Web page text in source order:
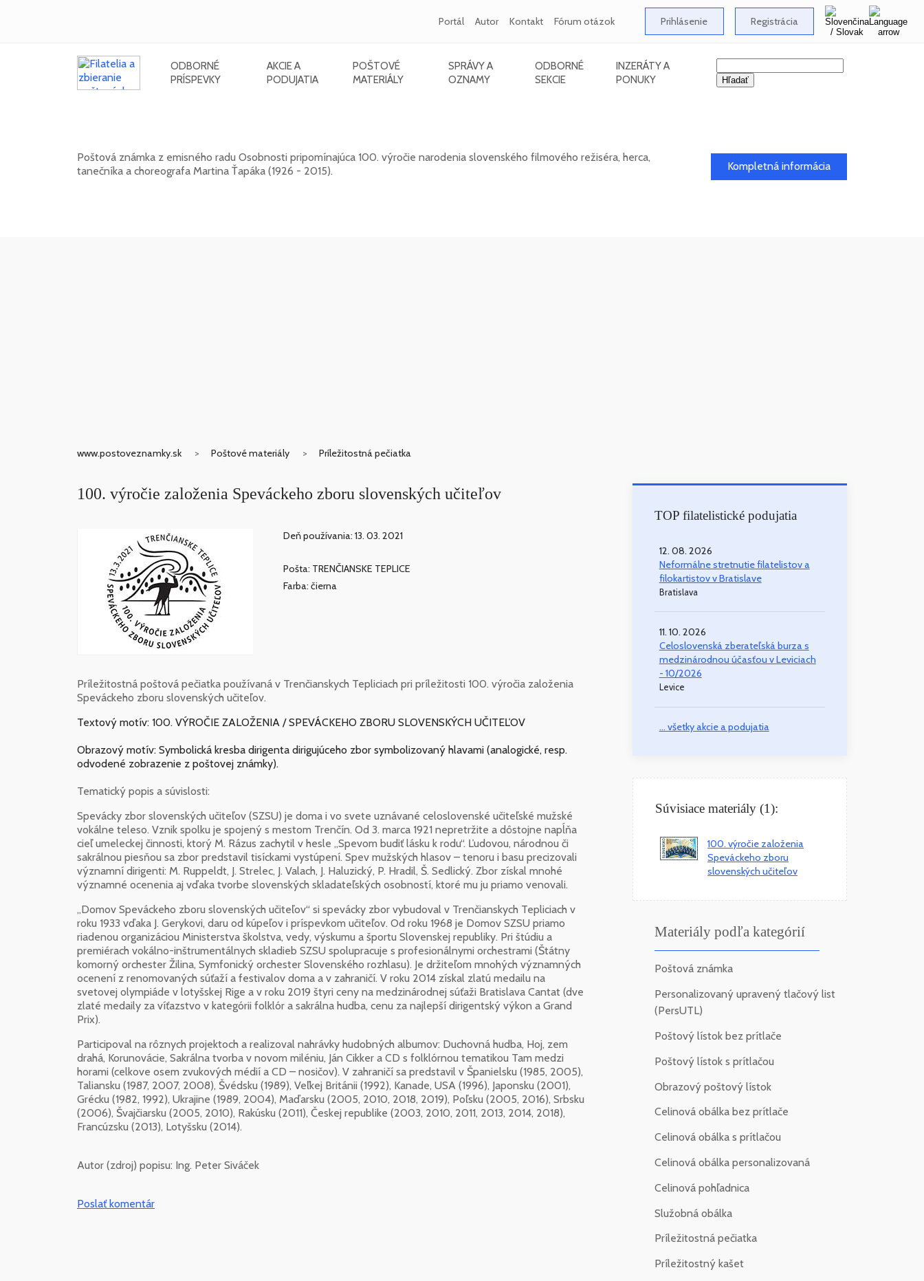
Portál Autor Kontakt Fórum otázok Prihlásenie Registrácia
ODBORNÉ
PRÍSPEVKY
AKCIE A
PODUJATIA
POŠTOVÉ
MATERIÁLY
SPRÁVY A
OZNAMY
ODBORNÉ
SEKCIE
INZERÁTY A
PONUKY
Poštová známka z emisného radu Osobnosti pripomínajúca 100. výročie narodenia slovenského filmového režiséra, herca,
tanečníka a choreografa Martina Ťapáka (1926 - 2015).
Kompletná informácia
www.postoveznamky.sk Poštové materiály Príležitostná pečiatka
100. výročie založenia Speváckeho zboru slovenských učiteľov
Deň používania: 13. 03. 2021
Pošta: TRENČIANSKE TEPLICE
Farba: čierna
Príležitostná poštová pečiatka používaná v Trenčianskych Tepliciach pri príležitosti 100. výročia založenia
Speváckeho zboru slovenských učiteľov.
Textový motív: 100. VÝROČIE ZALOŽENIA / SPEVÁCKEHO ZBORU SLOVENSKÝCH UČITEĽOV
Obrazový motív: Symbolická kresba dirigenta dirigujúceho zbor symbolizovaný hlavami (analogické, resp.
odvodené zobrazenie z poštovej známky).
Tematický popis a súvislosti:
Spevácky zbor slovenských učiteľov (SZSU) je doma i vo svete uznávané celoslovenské učiteľské mužské
vokálne teleso. Vznik spolku je spojený s mestom Trenčín. Od 3. marca 1921 nepretržite a dôstojne napĺňa
cieľ umeleckej činnosti, ktorý M. Rázus zachytil v hesle „Spevom budiť lásku k rodu“. Ľudovou, národnou či
sakrálnou piesňou sa zbor predstavil tisíckami vystúpení. Spev mužských hlasov – tenoru i basu precizovali
významní dirigenti: M. Ruppeldt, J. Strelec, J. Valach, J. Haluzický, P. Hradil, Š. Sedlický. Zbor získal mnohé
významné ocenenia aj vďaka tvorbe slovenských skladateľských osobností, ktoré mu ju priamo venovali.
„Domov Speváckeho zboru slovenských učiteľov“ si spevácky zbor vybudoval v Trenčianskych Tepliciach v
roku 1933 vďaka J. Gerykovi, daru od kúpeľov i príspevkom učiteľov. Od roku 1968 je Domov SZSU priamo
riadenou organizáciou Ministerstva školstva, vedy, výskumu a športu Slovenskej republiky. Pri štúdiu a
premiérach vokálno-inštrumentálnych skladieb SZSU spolupracuje s profesionálnymi orchestrami (Štátny
komorný orchester Žilina, Symfonický orchester Slovenského rozhlasu). Je držiteľom mnohých významných
ocenení z renomovaných súťaží a festivalov doma a v zahraničí. V roku 2014 získal zlatú medailu na
svetovej olympiáde v lotyšskej Rige a v roku 2019 štyri ceny na medzinárodnej súťaži Bratislava Cantat (dve
zlaté medaily za víťazstvo v kategórii folklór a sakrálna hudba, cenu za najlepší dirigentský výkon a Grand
Prix).
Participoval na rôznych projektoch a realizoval nahrávky hudobných albumov: Duchovná hudba, Hoj, zem
drahá, Korunovácie, Sakrálna tvorba v novom miléniu, Ján Cikker a CD s folklórnou tematikou Tam medzi
horami (celkove osem zvukových médií a CD – nosičov). V zahraničí sa predstavil v Španielsku (1985, 2005),
Taliansku (1987, 2007, 2008), Švédsku (1989), Veľkej Británii (1992), Kanade, USA (1996), Japonsku (2001),
Grécku (1982, 1992), Ukrajine (1989, 2004), Maďarsku (2005, 2010, 2018, 2019), Poľsku (2005, 2016), Srbsku
(2006), Švajčiarsku (2005, 2010), Rakúsku (2011), Českej republike (2003, 2010, 2011, 2013, 2014, 2018),
Francúzsku (2013), Lotyšsku (2014).
Autor (zdroj) popisu: Ing. Peter Siváček
Poslať komentár
TOP filatelistické podujatia
12. 08. 2026
Neformálne stretnutie filatelistov a
filokartistov v Bratislave
Bratislava
11. 10. 2026
Celoslovenská zberateľská burza s
medzinárodnou účasťou v Leviciach
- 10/2026
Levice
... všetky akcie a podujatia
Súvisiace materiály (1):
100. výročie založenia
Speváckeho zboru
slovenských učiteľov
Materiály podľa kategórií
Poštová známka
Personalizovaný upravený tlačový list
(PersUTL)
Poštový lístok bez prítlače
Poštový lístok s prítlačou
Obrazový poštový lístok
Celinová obálka bez prítlače
Celinová obálka s prítlačou
Celinová obálka personalizovaná
Celinová pohľadnica
Služobná obálka
Príležitostná pečiatka
Príležitostný kašet